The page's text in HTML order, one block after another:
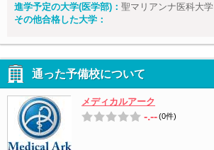
進学予定の大学(医学部)： 聖マリアンナ医科大学
その他合格した大学：
通った予備校について
メディカルアーク
-.--(0件)